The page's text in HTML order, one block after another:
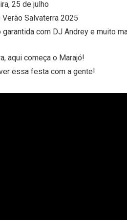
25 de julho
Verão Salvaterra 2025
garantida com DJ Andrey e muito
aqui começa o Marajó!
essa festa com a gente!